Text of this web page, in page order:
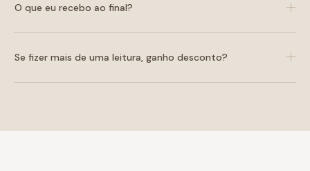
O que eu recebo ao final?
Se fizer mais de uma leitura, ganho desconto?